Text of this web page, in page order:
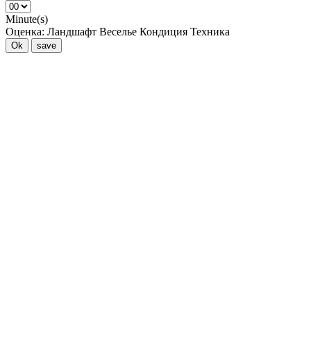
Minute(s)
Оценка: Ландшафт Веселье Кондиция Техника
Ok save